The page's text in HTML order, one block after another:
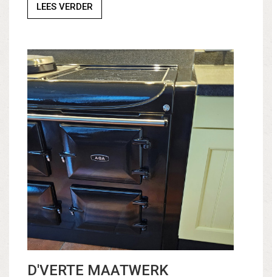
LEES VERDER
D'VERTE MAATWERK